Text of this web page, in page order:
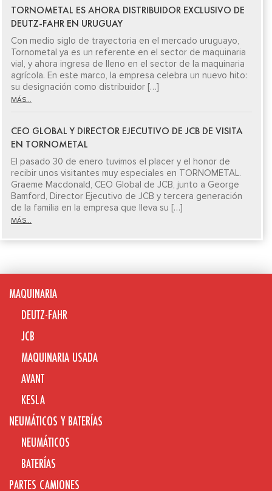
TORNOMETAL ES AHORA DISTRIBUIDOR EXCLUSIVO DE
DEUTZ-FAHR EN URUGUAY
Con medio siglo de trayectoria en el mercado uruguayo,
Tornometal ya es un referente en el sector de maquinaria
vial, y ahora ingresa de lleno en el sector de la maquinaria
agrícola. En este marco, la empresa celebra un nuevo hito:
su designación como distribuidor […]
MÁS...
CEO GLOBAL Y DIRECTOR EJECUTIVO DE JCB DE VISITA
EN TORNOMETAL
El pasado 30 de enero tuvimos el placer y el honor de
recibir unos visitantes muy especiales en TORNOMETAL.
Graeme Macdonald, CEO Global de JCB, junto a George
Bamford, Director Ejecutivo de JCB y tercera generación
de la familia en la empresa que lleva su […]
MÁS...
MAQUINARIA
DEUTZ-FAHR
JCB
MAQUINARIA USADA
AVANT
KESLA
NEUMÁTICOS Y BATERÍAS
NEUMÁTICOS
BATERÍAS
PARTES CAMIONES